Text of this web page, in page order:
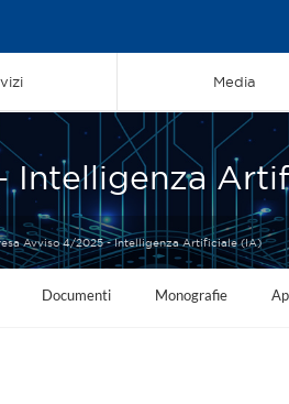
Media
Intelligenza
Avviso 4/2025 - Intelligenza Artificiale (IA)
Documenti Monografie